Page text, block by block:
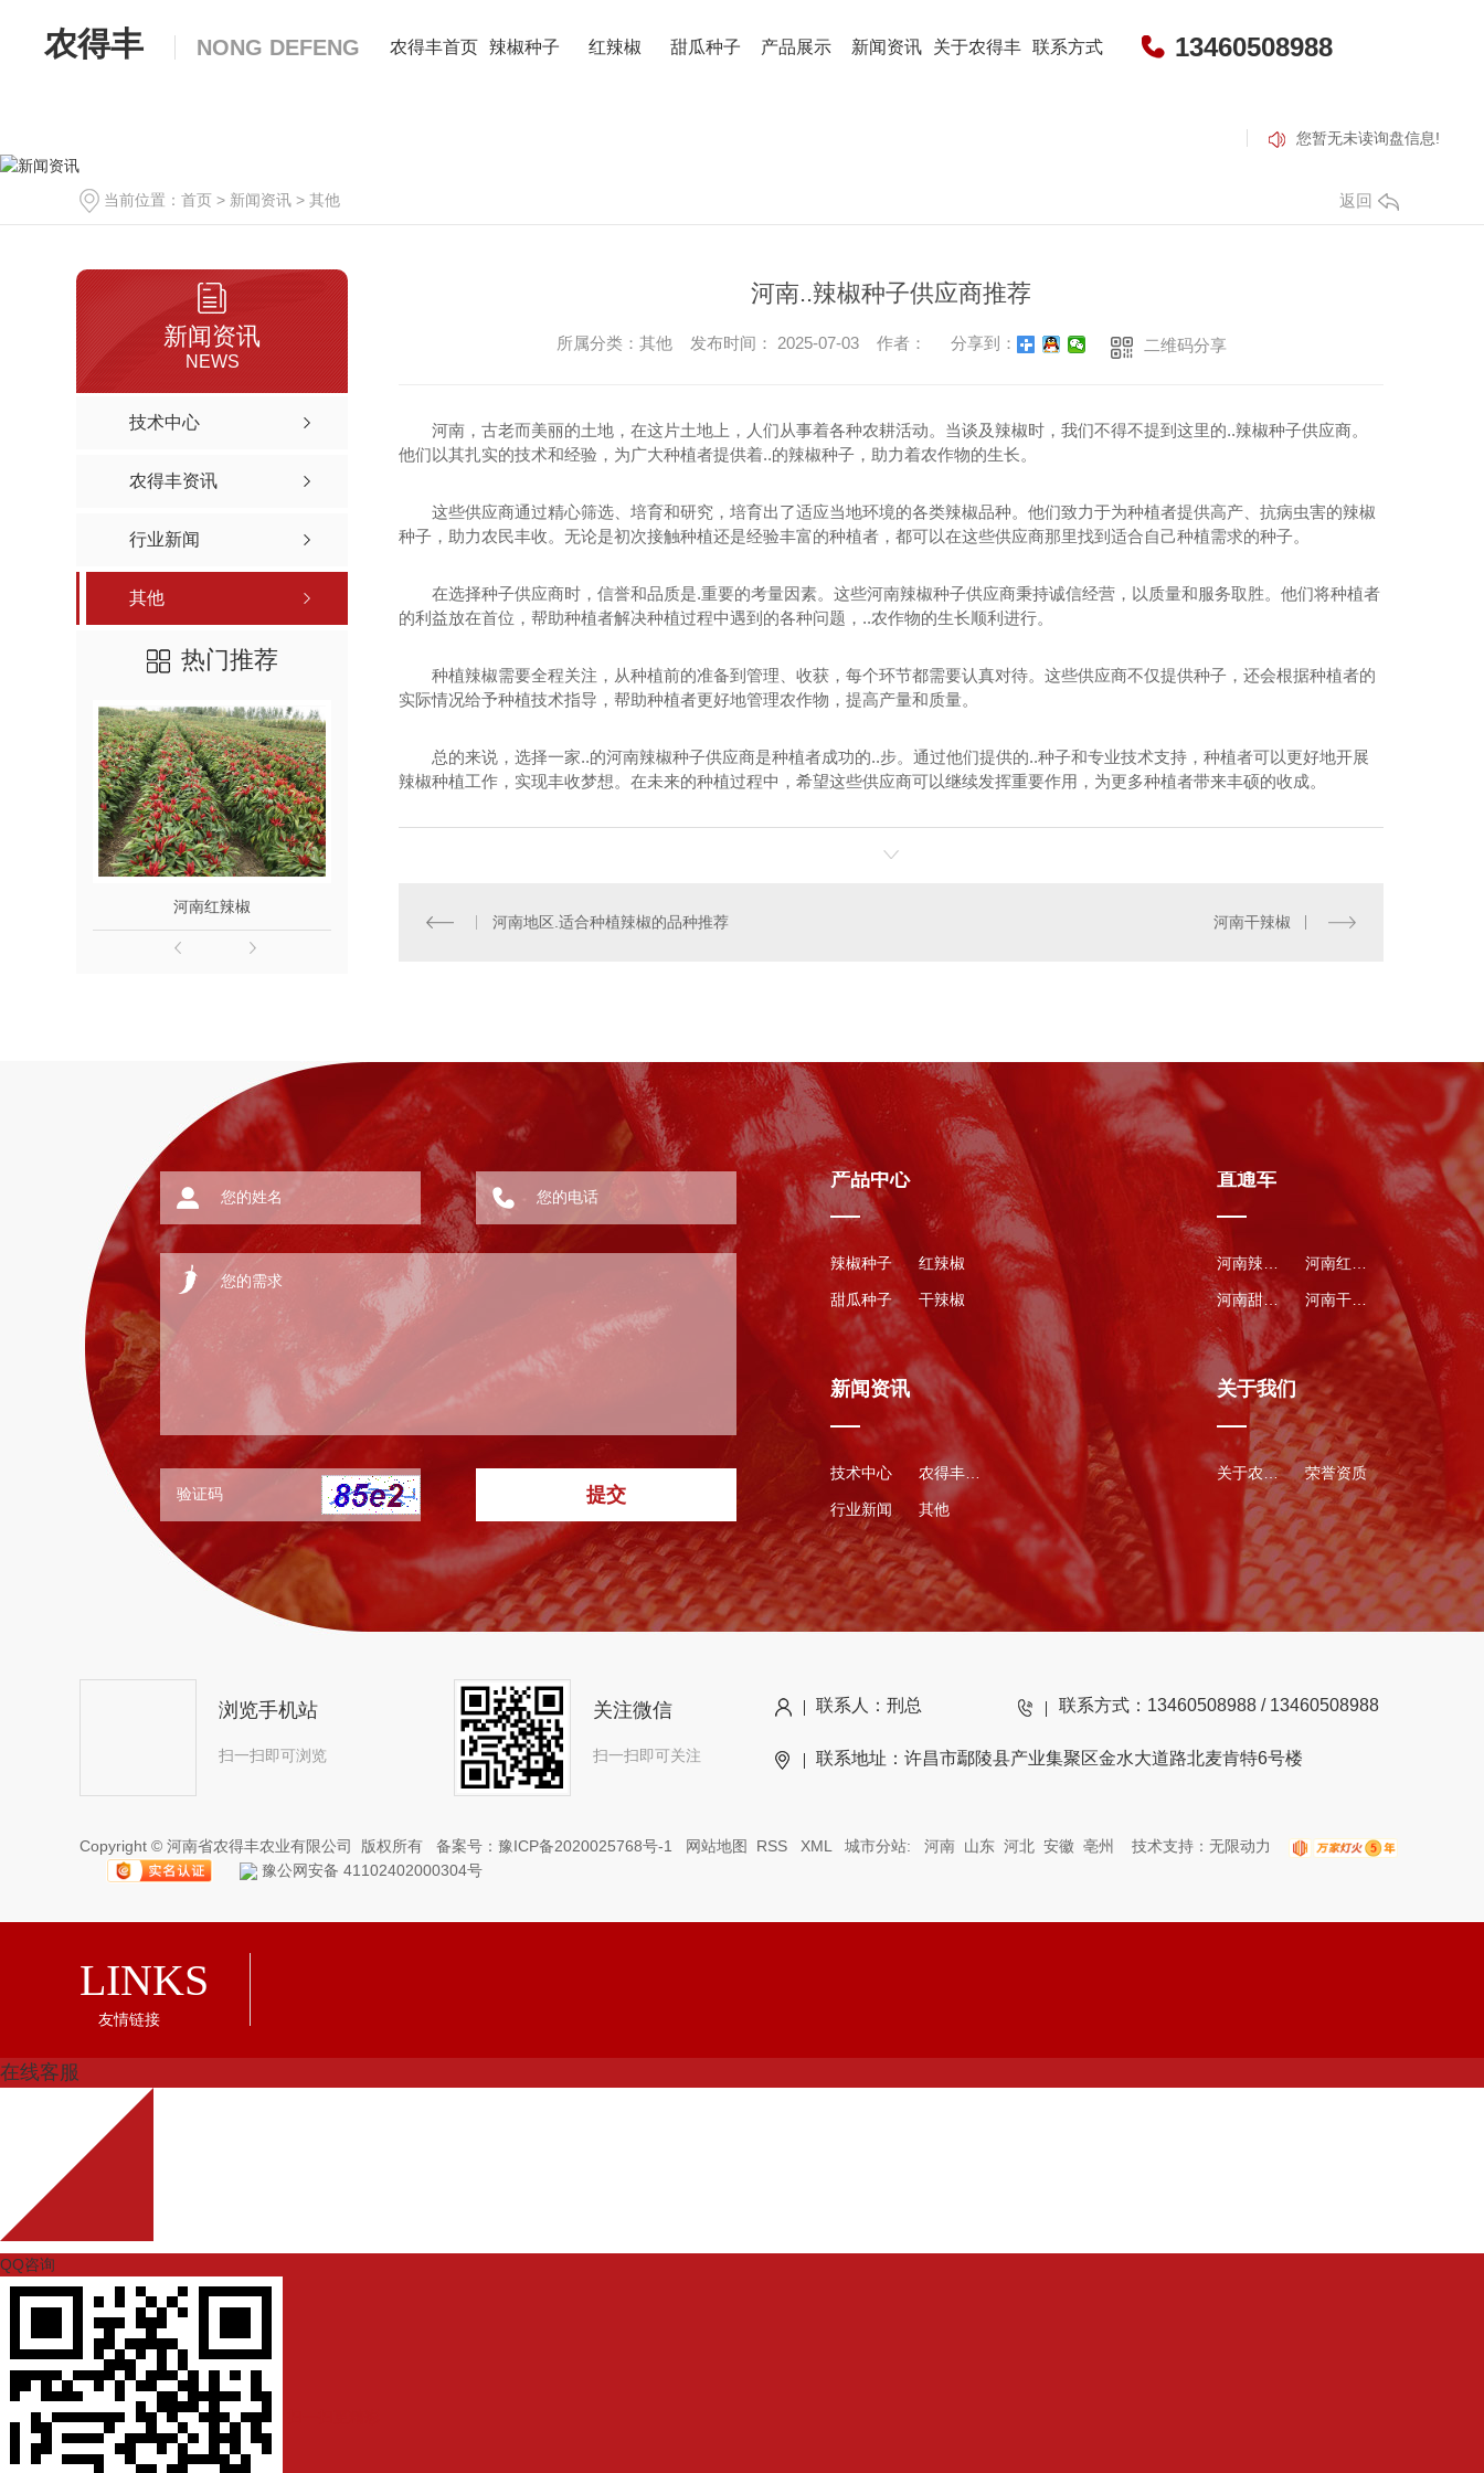
农得丰 NONG DEFENG 农得丰首页 辣椒种子 红辣椒 甜瓜种子 产品展示
辣椒种子
包黑子神鹰十八
辣椒种子批发-奥峰三樱8号
河南甜瓜种子培育-包黑子花花牛
新闻资讯 关于农得丰 联系方式 13460508988
您暂无未读询盘信息!
当前位置： 首页 > 新闻资讯 > 其他 返回
新闻资讯
NEWS
技术中心
农得丰资讯
行业新闻
其他
热门推荐
河南红辣椒
河南..辣椒种子供应商推荐
所属分类：其他 发布时间： 2025-07-03 作者： 分享到： 二维码分享
河南，古老而美丽的土地，在这片土地上，人们从事着各种农耕活动。当谈及辣椒时，我们不得不提到这里的..辣椒种子供应商。
他们以其扎实的技术和经验，为广大种植者提供着..的辣椒种子，助力着农作物的生长。
这些供应商通过精心筛选、培育和研究，培育出了适应当地环境的各类辣椒品种。他们致力于为种植者提供高产、抗病虫害的辣椒
种子，助力农民丰收。无论是初次接触种植还是经验丰富的种植者，都可以在这些供应商那里找到适合自己种植需求的种子。
在选择种子供应商时，信誉和品质是.重要的考量因素。这些河南辣椒种子供应商秉持诚信经营，以质量和服务取胜。他们将种植者
的利益放在首位，帮助种植者解决种植过程中遇到的各种问题，..农作物的生长顺利进行。
种植辣椒需要全程关注，从种植前的准备到管理、收获，每个环节都需要认真对待。这些供应商不仅提供种子，还会根据种植者的
实际情况给予种植技术指导，帮助种植者更好地管理农作物，提高产量和质量。
总的来说，选择一家..的河南辣椒种子供应商是种植者成功的..步。通过他们提供的..种子和专业技术支持，种植者可以更好地开展
辣椒种植工作，实现丰收梦想。在未来的种植过程中，希望这些供应商可以继续发挥重要作用，为更多种植者带来丰硕的收成。
河南地区.适合种植辣椒的品种推荐 河南干辣椒
提交
产品中心
辣椒种子 红辣椒
甜瓜种子 干辣椒
直通车
河南辣椒种子 河南红辣椒
河南甜瓜种子 河南干辣椒
新闻资讯
技术中心 农得丰资讯
行业新闻 其他
关于我们
关于农得丰 荣誉资质
浏览手机站
扫一扫即可浏览
关注微信
扫一扫即可关注
联系人：刑总 联系方式：13460508988 / 13460508988
联系地址：许昌市鄢陵县产业集聚区金水大道路北麦肯特6号楼
Copyright © 河南省农得丰农业有限公司 版权所有 备案号： 豫ICP备2020025768号-1 网站地图 RSS XML 城市分站: 河南 山东 河北 安徽 亳州 技术支持： 无限动力
豫公网安备 41102402000304号
LINKS
友情链接
在线客服
QQ咨询